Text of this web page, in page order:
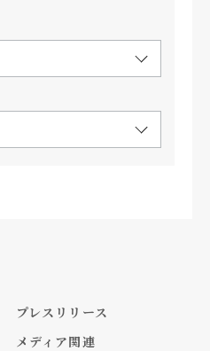
プレスリリース
メディア関連